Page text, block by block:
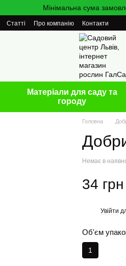
Мінімальна сума
Статті Про компанію Контакти
Матеріали для саду та
городу
Головна
Немає в
34 грн
Увійти
Об'єм
1